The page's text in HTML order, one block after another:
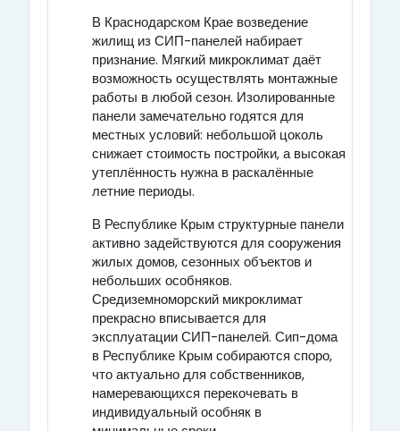
В Краснодарском Крае возведение
жилищ из СИП-панелей набирает
признание. Мягкий микроклимат даёт
возможность осуществлять монтажные
работы в любой сезон. Изолированные
панели замечательно годятся для
местных условий: небольшой цоколь
снижает стоимость постройки, а высокая
утеплённость нужна в раскалённые
летние периоды.
В Республике Крым структурные панели
активно задействуются для сооружения
жилых домов, сезонных объектов и
небольших особняков.
Средиземноморский микроклимат
прекрасно вписывается для
эксплуатации СИП-панелей. Сип-дома
в Республике Крым собираются споро,
что актуально для собственников,
намеревающихся перекочевать в
индивидуальный особняк в